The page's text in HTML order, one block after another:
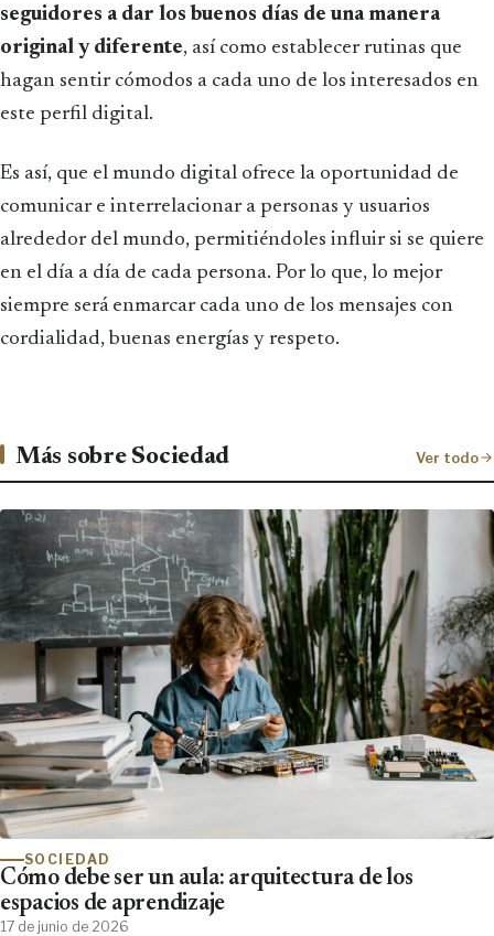
seguidores a dar los buenos días de una manera
original y diferente, así como establecer rutinas que
hagan sentir cómodos a cada uno de los interesados en
este perfil digital.
Es así, que el mundo digital ofrece la oportunidad de
comunicar e interrelacionar a personas y usuarios
alrededor del mundo, permitiéndoles influir si se quiere
en el día a día de cada persona. Por lo que, lo mejor
siempre será enmarcar cada uno de los mensajes con
cordialidad, buenas energías y respeto.
Más sobre Sociedad Ver todo
SOCIEDAD
Cómo debe ser un aula: arquitectura de los
espacios de aprendizaje
17 de junio de 2026